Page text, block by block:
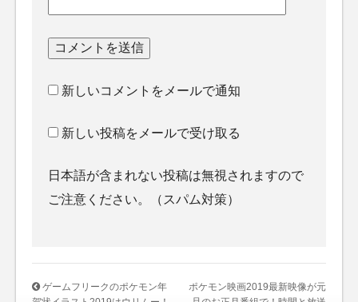
新しいコメントをメールで通知
新しい投稿をメールで受け取る
日本語が含まれない投稿は無視されますので
ご注意ください。（スパム対策）
ゲームフリークのポケモン年
ポケモン映画2019最新映像が元